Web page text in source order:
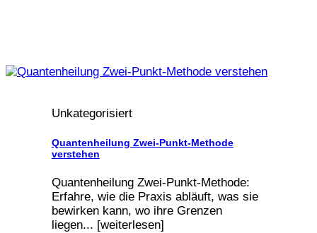
Unkategorisiert
Quantenheilung Zwei-Punkt-Methode
verstehen
Quantenheilung Zwei-Punkt-Methode:
Erfahre, wie die Praxis abläuft, was sie
bewirken kann, wo ihre Grenzen
liegen... [weiterlesen]